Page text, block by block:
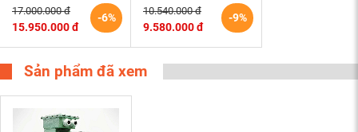
220/380/660V-B3 tốc
độ 730 (750)r/min
động cơ điện cơ Hem
Vihem
-6%
17.000.000 đ
15.950.000 đ
220/380V tốc độ 980 –
1000 r/min điện cơ -9%
10.540.000 đ
9.580.000 đ
Sản phẩm đã xem